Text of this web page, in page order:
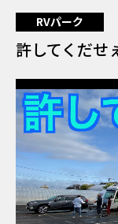
RVパーク
許してくだせ